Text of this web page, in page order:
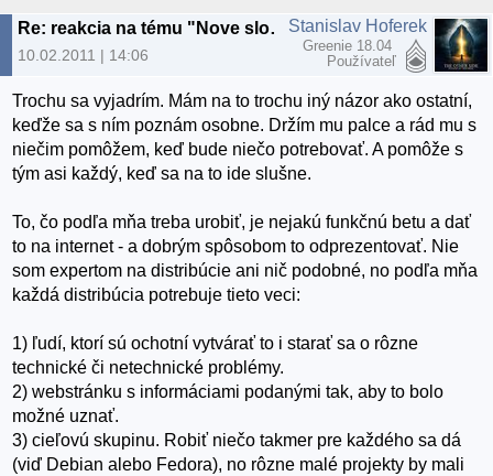
Re: reakcia na tému "Nove slovenske linuxove distro"
10.02.2011 | 14:06
Stanislav Hoferek
Greenie 18.04
Používateľ
Trochu sa vyjadrím. Mám na to trochu iný názor ako ostatní,
keďže sa s ním poznám osobne. Držím mu palce a rád mu s
niečim pomôžem, keď bude niečo potrebovať. A pomôže s
tým asi každý, keď sa na to ide slušne.
To, čo podľa mňa treba urobiť, je nejakú funkčnú betu a dať
to na internet - a dobrým spôsobom to odprezentovať. Nie
som expertom na distribúcie ani nič podobné, no podľa mňa
každá distribúcia potrebuje tieto veci:
1) ľudí, ktorí sú ochotní vytvárať to i starať sa o rôzne
technické či netechnické problémy.
2) webstránku s informáciami podanými tak, aby to bolo
možné uznať.
3) cieľovú skupinu. Robiť niečo takmer pre každého sa dá
(viď Debian alebo Fedora), no rôzne malé projekty by mali